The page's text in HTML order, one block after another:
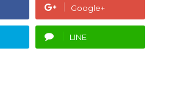
Google+
LINE